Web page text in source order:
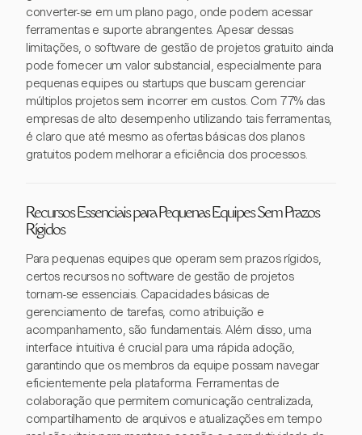
converter-se em um plano pago, onde podem acessar
ferramentas e suporte abrangentes. Apesar dessas
limitações, o software de gestão de projetos gratuito ainda
pode fornecer um valor substancial, especialmente para
pequenas equipes ou startups que buscam gerenciar
múltiplos projetos sem incorrer em custos. Com 77% das
empresas de alto desempenho utilizando tais ferramentas,
é claro que até mesmo as ofertas básicas dos planos
gratuitos podem melhorar a eficiência dos processos.
Recursos Essenciais para Pequenas Equipes Sem Prazos
Rígidos
Para pequenas equipes que operam sem prazos rígidos,
certos recursos no software de gestão de projetos
tornam-se essenciais. Capacidades básicas de
gerenciamento de tarefas, como atribuição e
acompanhamento, são fundamentais. Além disso, uma
interface intuitiva é crucial para uma rápida adoção,
garantindo que os membros da equipe possam navegar
eficientemente pela plataforma. Ferramentas de
colaboração que permitem comunicação centralizada,
compartilhamento de arquivos e atualizações em tempo